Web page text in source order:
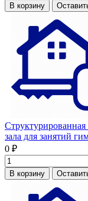
В корзину
зала для занятий
0 ₽
В корзину